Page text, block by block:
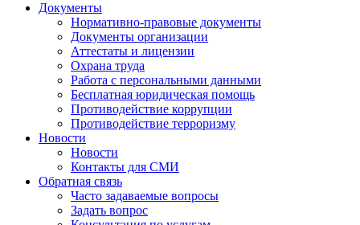
Документы
Нормативно-правовые документы
Документы организации
Аттестаты и лицензии
Охрана труда
Работа с персональными данными
Бесплатная юридическая помощь
Противодействие коррупции
Противодействие терроризму
Новости
Новости
Контакты для СМИ
Обратная связь
Часто задаваемые вопросы
Задать вопрос